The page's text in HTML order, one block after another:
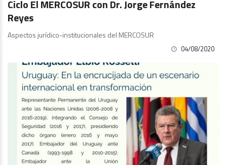
Ciclo El MERCOSUR con Dr. Jorge Fernández
Reyes
Aspectos jurídico-institucionales del MERCOSUR
04/08/2020